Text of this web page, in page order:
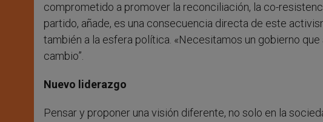
comprometido a promover la reconciliación, la co-
partido, añade, es una consecuencia directa de este
también a la esfera política. «Necesitamos un gobierno
cambio”.
Nuevo liderazgo
Pensar y proponer una visión diferente, no solo en la